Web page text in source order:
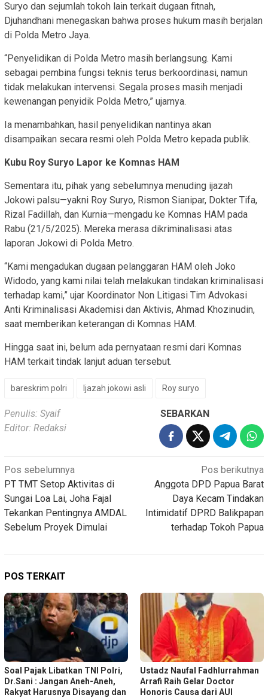
Suryo dan sejumlah tokoh lain terkait dugaan fitnah,
Djuhandhani menegaskan bahwa proses hukum masih berjalan
di Polda Metro Jaya.
“Penyelidikan di Polda Metro masih berlangsung. Kami
sebagai pembina fungsi teknis terus berkoordinasi, namun
tidak melakukan intervensi. Segala proses masih menjadi
kewenangan penyidik Polda Metro,” ujarnya.
Ia menambahkan, hasil penyelidikan nantinya akan
disampaikan secara resmi oleh Polda Metro kepada publik.
Kubu Roy Suryo Lapor ke Komnas HAM
Sementara itu, pihak yang sebelumnya menuding ijazah
Jokowi palsu—yakni Roy Suryo, Rismon Sianipar, Dokter Tifa,
Rizal Fadillah, dan Kurnia—mengadu ke Komnas HAM pada
Rabu (21/5/2025). Mereka merasa dikriminalisasi atas
laporan Jokowi di Polda Metro.
“Kami mengadukan dugaan pelanggaran HAM oleh Joko
Widodo, yang kami nilai telah melakukan tindakan kriminalisasi
terhadap kami,” ujar Koordinator Non Litigasi Tim Advokasi
Anti Kriminalisasi Akademisi dan Aktivis, Ahmad Khozinudin,
saat memberikan keterangan di Komnas HAM.
Hingga saat ini, belum ada pernyataan resmi dari Komnas
HAM terkait tindak lanjut aduan tersebut.
bareskrim polri Ijazah jokowi asli Roy suryo
Penulis: Syaif
Editor: Redaksi
SEBARKAN
Navigasi
pos
Pos sebelumnya
PT TMT Setop Aktivitas di
Sungai Loa Lai, Joha Fajal
Tekankan Pentingnya AMDAL
Sebelum Proyek Dimulai
Pos berikutnya
Anggota DPD Papua Barat
Daya Kecam Tindakan
Intimidatif DPRD Balikpapan
terhadap Tokoh Papua
POS TERKAIT
Soal Pajak Libatkan TNI Polri,
Dr.Sani : Jangan Aneh-Aneh,
Rakyat Harusnya Disayang dan
Ustadz Naufal Fadhlurrahman
Arrafi Raih Gelar Doctor
Honoris Causa dari AUI